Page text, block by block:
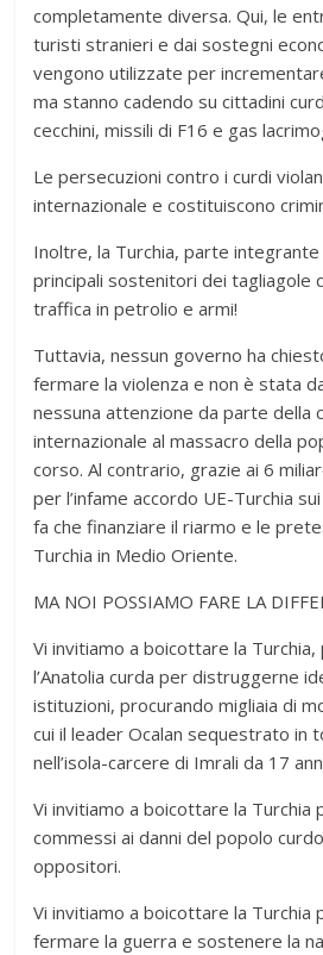
completamente diversa. Qui, le
turisti stranieri e dai sostegni
vengono utilizzate per
ma stanno cadendo su cittadini
cecchini, missili di F16 e gas
Le persecuzioni contro i curdi
internazionale e costituiscono
Inoltre, la Turchia, parte
principali sostenitori dei tagliagole
traffica in petrolio e armi!
Tuttavia, nessun governo ha
fermare la violenza e non è stata
nessuna attenzione da parte della
internazionale al massacro della
corso. Al contrario, grazie ai 6
per l’infame accordo UE-Turchia
fa che finanziare il riarmo e le
Turchia in Medio Oriente.
MA NOI POSSIAMO FARE LA
Vi invitiamo a boicottare la Turchia,
l’Anatolia curda per distruggerne
istituzioni, procurando migliaia di
cui il leader Ocalan sequestrato in
nell’isola-carcere di Imrali da 17
Vi invitiamo a boicottare la Turchia
commessi ai danni del popolo
oppositori.
Vi invitiamo a boicottare la Turchia
fermare la guerra e sostenere la